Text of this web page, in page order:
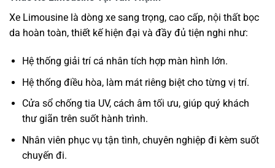
Xe Limousine là dòng xe sang trọng, cao cấp, nội thất bọc
da hoàn toàn, thiết kế hiện đại và đầy đủ tiện nghi như:
Hệ thống giải trí cá nhân tích hợp màn hình lớn.
Hệ thống điều hòa, làm mát riêng biệt cho từng vị trí.
Cửa sổ chống tia UV, cách âm tối ưu, giúp quý khách
thư giãn trên suốt hành trình.
Nhân viên phục vụ tận tình, chuyên nghiệp đi kèm suốt
chuyến đi.